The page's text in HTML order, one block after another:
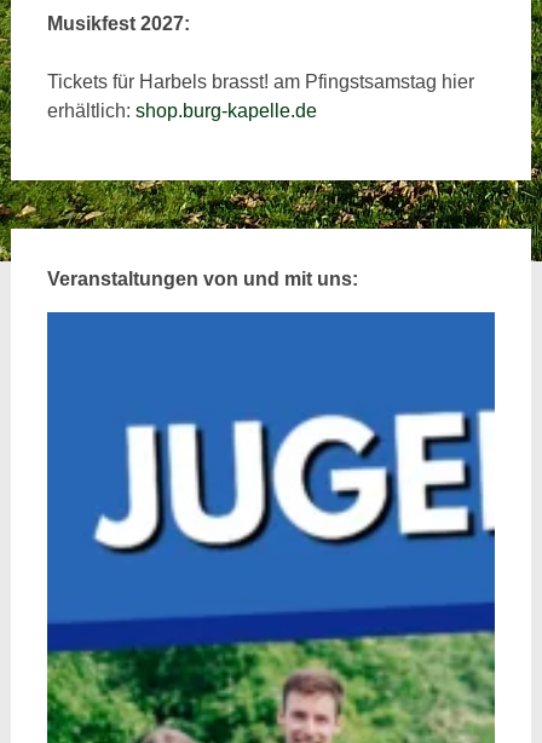
Musikfest 2027:
Tickets für Harbels brasst! am Pfingstsamstag hier
erhältlich: shop.burg-kapelle.de
Veranstaltungen von und mit uns: